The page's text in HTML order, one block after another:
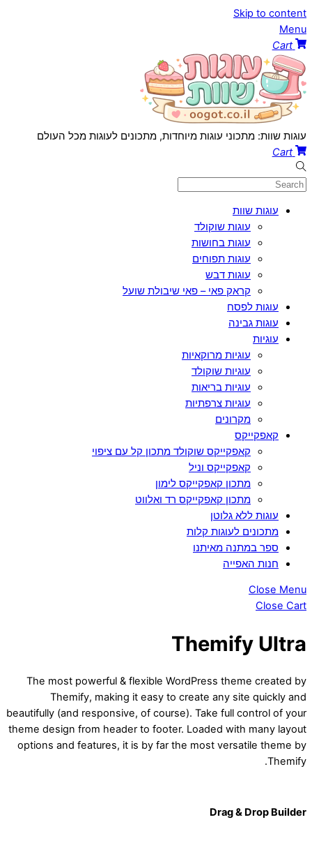
Skip to content
Menu
Cart
עוגות שוות: מתכוני עוגות מיוחדות, מתכונים לעוגות מכל העולם
Cart
עוגות שוות
עוגות שוקולד
עוגות בחושות
עוגות תפוחים
עוגות דבש
קראק פאי – פאי שיבולת שועל
עוגות לפסח
עוגות גבינה
עוגיות
עוגיות מרוקאיות
עוגיות שוקולד
עוגיות בריאות
עוגיות צרפתיות
מקרונים
קאפקייקס
קאפקייקס שוקולד מתכון קל עם ציפוי
קאפקייקס וניל
מתכון קאפקייקס לימון
מתכון קאפקייקס רד ואלווט
עוגות ללא גלוטן
מתכונים לעוגות קלות
ספר במתנה מאיתנו
חנות האפייה
Close Menu
Close Cart
Themify Ultra
The most powerful & flexible WordPress theme created by
Themify, making it easy to create any site quickly and
beautifully (and responsive, of course). Take full control of your
theme design from header to footer. Loaded with many layout
options and features, it is by far the most versatile theme by
Themify.
Drag & Drop Builder